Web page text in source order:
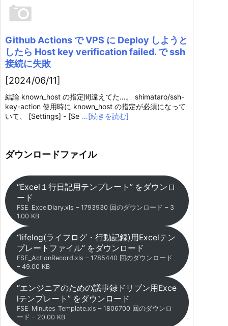
Github Actions で VPS に Deploy しようと
したら Host key verification failed. で ssh
接続に失敗
[2024/06/11]
結論 known_host の指定間違えてた…。 shimataro/ssh-
key-action 使用時に known_host の指定が必須になって
いて、 [Settings] - [Se …[続きを読む]
ダウンロードファイル
“Excel１行日記用テンプレート” をダウンロ
ード
FSE_ExcelDiary.xls – 1793930 回のダウンロード – 3
1.00 KB
“lifelog(ライフログ・行動記録)用Excelテン
プレートファイル” をダウンロード
FSE_ActionRecord.xls – 1785440 回のダウンロード
– 49.00 KB
“エンジニアのための議事録ドリブン用Exce
lテンプレート” をダウンロード
FSE_Minutes_Template.xls – 1806700 回のダウンロ
ード – 20.00 KB